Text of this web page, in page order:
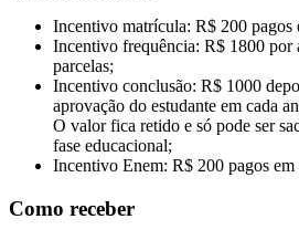
Incentivo matrícula: R$ 200 pagos
Incentivo frequência: R$ 1800 por
parcelas;
Incentivo conclusão: R$ 1000
aprovação do estudante em cada
O valor fica retido e só pode ser
fase educacional;
Incentivo Enem: R$ 200 pagos em
Como receber